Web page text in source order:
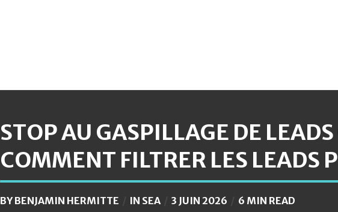
STOP AU GASPILLAGE DE
COMMENT FILTRER LES LEADS
BYBENJAMIN HERMITTE IN SEA 3 JUIN 2026 6 MIN READ